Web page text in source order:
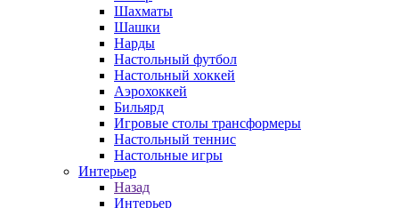
Шахматы
Шашки
Нарды
Настольный футбол
Настольный хоккей
Аэрохоккей
Бильярд
Игровые столы трансформеры
Настольный теннис
Настольные игры
Интерьер
Назад
Интерьер